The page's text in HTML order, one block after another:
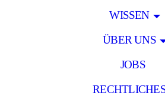
WISSEN
ÜBER UNS
JOBS